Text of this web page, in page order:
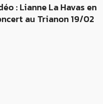
: Lianne La Havas en
au Trianon 19/02